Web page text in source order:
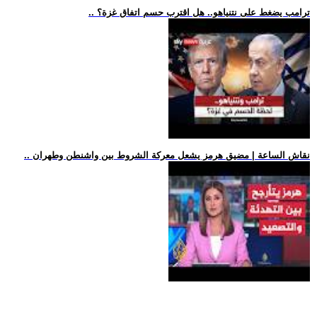
.. ترامب يضغط على نتنياهو.. هل اقترب حسم اتفاق غزة؟
.. نقاش الساعة | مضيق هرمز يشعل معركة الشروط بين واشنطن وطهران